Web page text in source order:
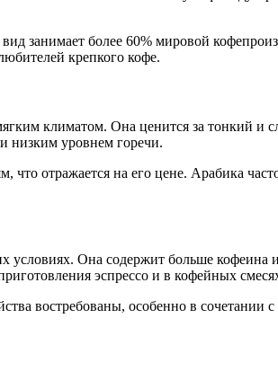
занимает более 60% мировой
крепкого кофе.
климатом. Она ценится за тонкий и
низким уровнем горечи.
отражается на его цене. Арабика
условиях. Она содержит больше
эспрессо и в кофейных
востребованы, особенно в